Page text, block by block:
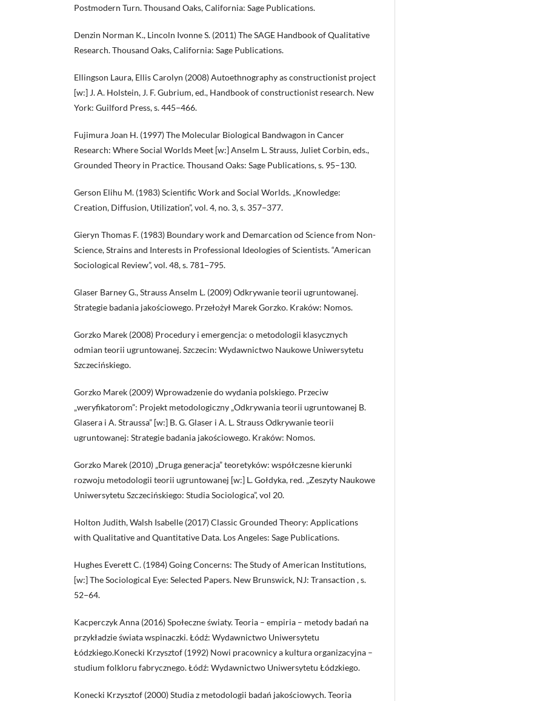
Postmodern Turn. Thousand Oaks, California: Sage Publications.
Denzin Norman K., Lincoln Ivonne S. (2011) The SAGE Handbook of Qualitative
Research. Thousand Oaks, California: Sage Publications.
Ellingson Laura, Ellis Carolyn (2008) Autoethnography as constructionist project
[w:] J. A. Holstein, J. F. Gubrium, ed., Handbook of constructionist research. New
York: Guilford Press, s. 445−466.
Fujimura Joan H. (1997) The Molecular Biological Bandwagon in Cancer
Research: Where Social Worlds Meet [w:] Anselm L. Strauss, Juliet Corbin, eds.,
Grounded Theory in Practice. Thousand Oaks: Sage Publications, s. 95–130.
Gerson Elihu M. (1983) Scientific Work and Social Worlds. „Knowledge:
Creation, Diffusion, Utilization”, vol. 4, no. 3, s. 357−377.
Gieryn Thomas F. (1983) Boundary work and Demarcation od Science from Non-
Science, Strains and Interests in Professional Ideologies of Scientists. “American
Sociological Review”, vol. 48, s. 781−795.
Glaser Barney G., Strauss Anselm L. (2009) Odkrywanie teorii ugruntowanej.
Strategie badania jakościowego. Przełożył Marek Gorzko. Kraków: Nomos.
Gorzko Marek (2008) Procedury i emergencja: o metodologii klasycznych
odmian teorii ugruntowanej. Szczecin: Wydawnictwo Naukowe Uniwersytetu
Szczecińskiego.
Gorzko Marek (2009) Wprowadzenie do wydania polskiego. Przeciw
„weryfikatorom”: Projekt metodologiczny „Odkrywania teorii ugruntowanej B.
Glasera i A. Straussa” [w:] B. G. Glaser i A. L. Strauss Odkrywanie teorii
ugruntowanej: Strategie badania jakościowego. Kraków: Nomos.
Gorzko Marek (2010) „Druga generacja” teoretyków: współczesne kierunki
rozwoju metodologii teorii ugruntowanej [w:] L. Gołdyka, red. „Zeszyty Naukowe
Uniwersytetu Szczecińskiego: Studia Sociologica”, vol 20.
Holton Judith, Walsh Isabelle (2017) Classic Grounded Theory: Applications
with Qualitative and Quantitative Data. Los Angeles: Sage Publications.
Hughes Everett C. (1984) Going Concerns: The Study of American Institutions,
[w:] The Sociological Eye: Selected Papers. New Brunswick, NJ: Transaction , s.
52−64.
Kacperczyk Anna (2016) Społeczne światy. Teoria – empiria – metody badań na
przykładzie świata wspinaczki. Łódź: Wydawnictwo Uniwersytetu
Łódzkiego.Konecki Krzysztof (1992) Nowi pracownicy a kultura organizacyjna –
studium folkloru fabrycznego. Łódź: Wydawnictwo Uniwersytetu Łódzkiego.
Konecki Krzysztof (2000) Studia z metodologii badań jakościowych. Teoria